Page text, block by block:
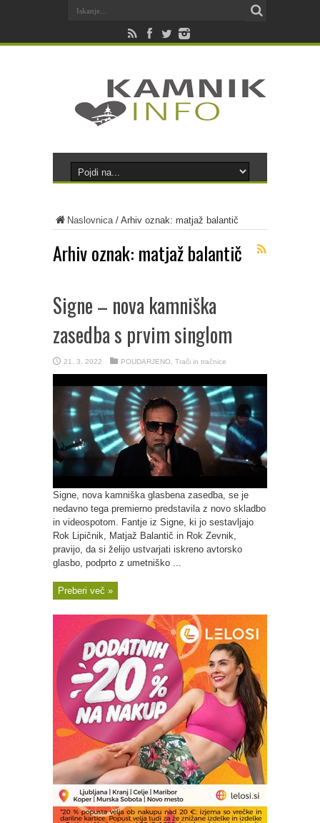
Naslovnica/ Arhiv oznak: matjaž balantič
Arhiv oznak: matjaž balantič
Signe – nova kamniška
zasedba s prvim singlom
21. 3. 2022 POUDARJENO Trači in tračnice
Signe, nova kamniška glasbena zasedba, se je
nedavno tega premierno predstavila z novo skladbo
in videospotom. Fantje iz Signe, ki jo sestavljajo
Rok Lipičnik, Matjaž Balantič in Rok Zevnik,
pravijo, da si želijo ustvarjati iskreno avtorsko
glasbo, podprto z umetniško ...
Preberi več »